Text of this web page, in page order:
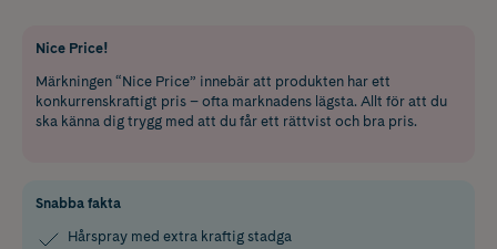
Nice Price!
Märkningen “Nice Price” innebär att produkten har ett
konkurrenskraftigt pris – ofta marknadens lägsta. Allt för att du
ska känna dig trygg med att du får ett rättvist och bra pris.
Snabba fakta
Hårspray med extra kraftig stadga